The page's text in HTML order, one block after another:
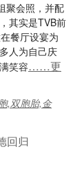
聚会照，并配
其实是TVB前
餐厅设宴为
人为自己庆
笑容……更
,双胞胎,金